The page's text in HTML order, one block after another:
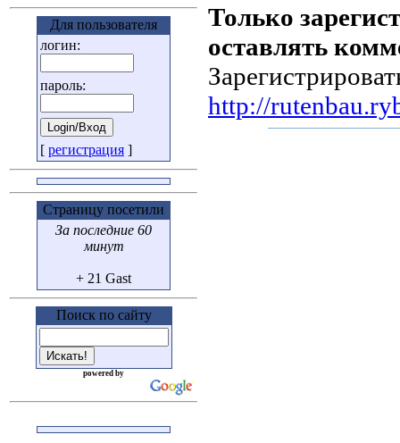
Для пользователя
логин:
пароль:
[ регистрация ]
Страницу посетили
За последние 60
минут
+ 21 Gast
Поиск по сайту
powered by
Только
оставлять
http://